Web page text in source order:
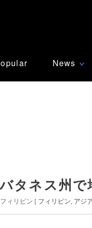
News ∨
タネス州
ィリピン [ フィリピン アジ